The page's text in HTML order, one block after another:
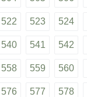
522 523 524
540 541 542
558 559 560
576 577 578